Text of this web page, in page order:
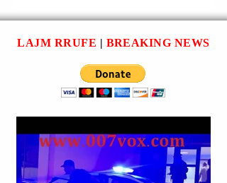
MOSKËS
MARRËVESHJET
ME KIEVIN;
MOSKA DUHET TË
JAPI MIRATIMIN E
SAJ.
LAJM RRUFE | BREAKING NEWS